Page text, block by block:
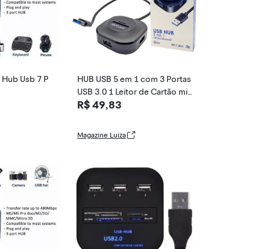
Usb 7 P
HUB USB 5 em 1 com 3 Portas
USB 3.0 1 Leitor de Cartão mic
roSD 1 Leito
R$ 49,83
Magazine Luiza